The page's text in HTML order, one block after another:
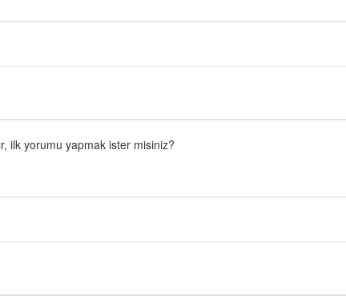
ilk yorumu yapmak ister misiniz?